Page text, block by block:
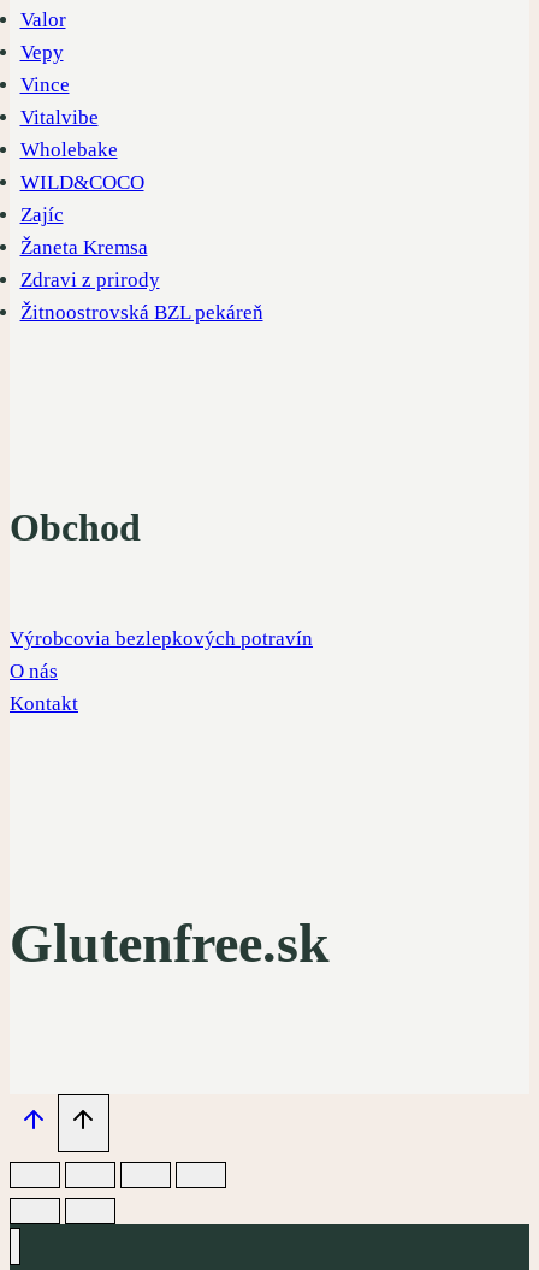
Valor
Vepy
Vince
Vitalvibe
Wholebake
WILD&COCO
Zajíc
Žaneta Kremsa
Zdravi z prirody
Žitnoostrovská BZL pekáreň
Obchod
Výrobcovia bezlepkových potravín
O nás
Kontakt
Glutenfree.sk